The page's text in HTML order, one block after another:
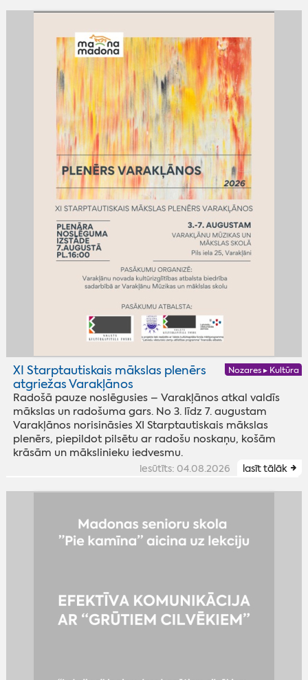
Nozares ▸ Kultūra
XI Starptautiskais mākslas plenērs
atgriežas Varakļānos
Radošā pauze noslēgusies – Varakļānos atkal valdīs
mākslas un radošuma gars. No 3. līdz 7. augustam
Varakļānos norisināsies XI Starptautiskais mākslas
plenērs, piepildot pilsētu ar radošu noskaņu, košām
krāsām un mākslinieku iedvesmu.
iesūtīts: 04.08.2026 lasīt tālāk